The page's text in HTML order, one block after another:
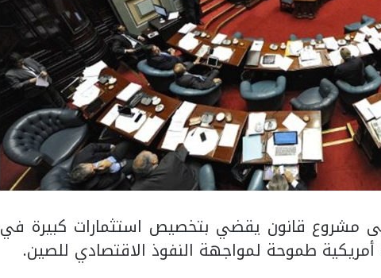
مشروع قانون يقضي بتخصيص استثمارات كبيرة في
أمريكية طموحة لمواجهة النفوذ الاقتصادي للصين.